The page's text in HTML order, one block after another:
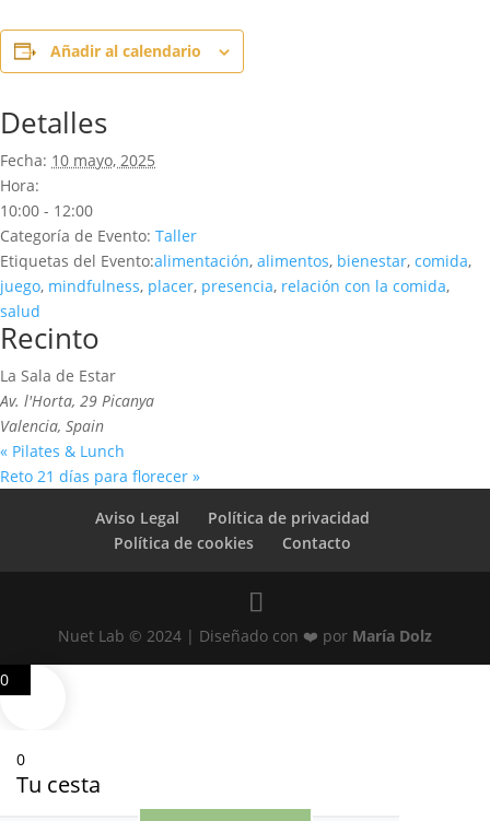
Añadir al calendario
Detalles
Fecha: 10 mayo, 2025
Hora:
10:00 - 12:00
Categoría de Evento: Taller
Etiquetas del Evento:alimentación, alimentos, bienestar, comida,
juego, mindfulness, placer, presencia, relación con la comida,
salud
Recinto
La Sala de Estar
Av. l'Horta, 29 Picanya
Valencia, Spain
« Pilates & Lunch
Reto 21 días para florecer »
Aviso Legal
Política de privacidad
Política de cookies
Contacto
Nuet Lab © 2024 | Diseñado con ❤️ por María Dolz
0
0
Tu cesta